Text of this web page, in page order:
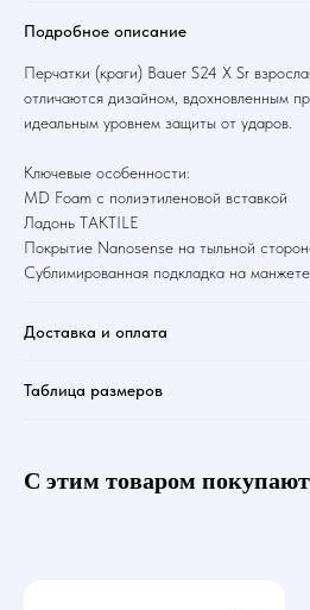
Подробное описание
Перчатки (краги) Bauer S24 X Sr
отличаются дизайном, вдохновленным
идеальным уровнем защиты от ударов.
Ключевые особенности:
MD Foam с полиэтиленовой вставкой
Ладонь TAKTILE
Покрытие Nanosense на тыльной
Сублимированная подкладка на манжете
Доставка и оплата
Таблица размеров
С этим товаром покупают